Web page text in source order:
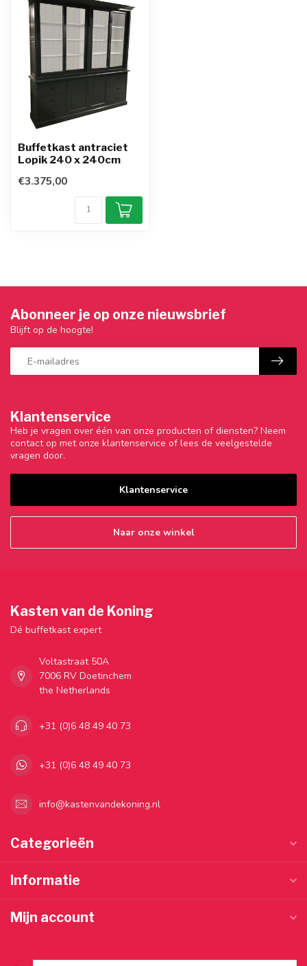
Buffetkast antraciet
Lopik 240 x 240cm
€3.375,00
Klantenservice
Heb je vragen over één van onze producten of diensten? Neem
contact op met onze klantenservice of lees de veelgestelde
vragen door.
Klantenservice
Naar onze winkel
Abonneer je op onze nieuwsbrief
Blijft op de hoogte!
Kasten van de Koning
Dé buffetkast expert
Voltastraat 50A
7006 RV Doetinchem
the Netherlands
+31 (0)6 48 49 40 73
+31 (0)6 48 49 40 73
info@kastenvandekoning.nl
Categorieën
Informatie
Mijn account